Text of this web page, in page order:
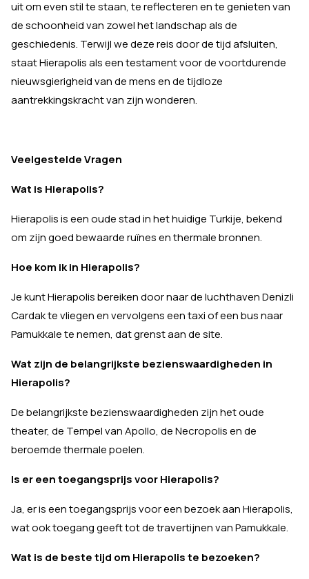
uit om even stil te staan, te reflecteren en te genieten van
de schoonheid van zowel het landschap als de
geschiedenis. Terwijl we deze reis door de tijd afsluiten,
staat Hierapolis als een testament voor de voortdurende
nieuwsgierigheid van de mens en de tijdloze
aantrekkingskracht van zijn wonderen.
Veelgestelde Vragen
Wat is Hierapolis?
Hierapolis is een oude stad in het huidige Turkije, bekend
om zijn goed bewaarde ruïnes en thermale bronnen.
Hoe kom ik in Hierapolis?
Je kunt Hierapolis bereiken door naar de luchthaven Denizli
Cardak te vliegen en vervolgens een taxi of een bus naar
Pamukkale te nemen, dat grenst aan de site.
Wat zijn de belangrijkste bezienswaardigheden in
Hierapolis?
De belangrijkste bezienswaardigheden zijn het oude
theater, de Tempel van Apollo, de Necropolis en de
beroemde thermale poelen.
Is er een toegangsprijs voor Hierapolis?
Ja, er is een toegangsprijs voor een bezoek aan Hierapolis,
wat ook toegang geeft tot de travertijnen van Pamukkale.
Wat is de beste tijd om Hierapolis te bezoeken?